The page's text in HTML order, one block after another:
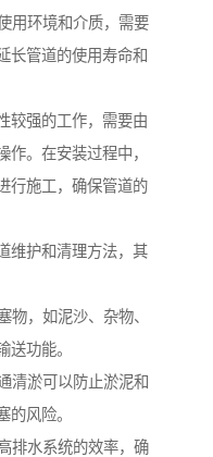
用环境和介质，需要
长管道的使用寿命和
较强的工作，需要由
。在安装过程中，
行施工，确保管道的
维护和清理方法，其
物，如泥沙、杂物、
送功能。
清淤可以防止淤泥和
的风险。
排水系统的效率，确